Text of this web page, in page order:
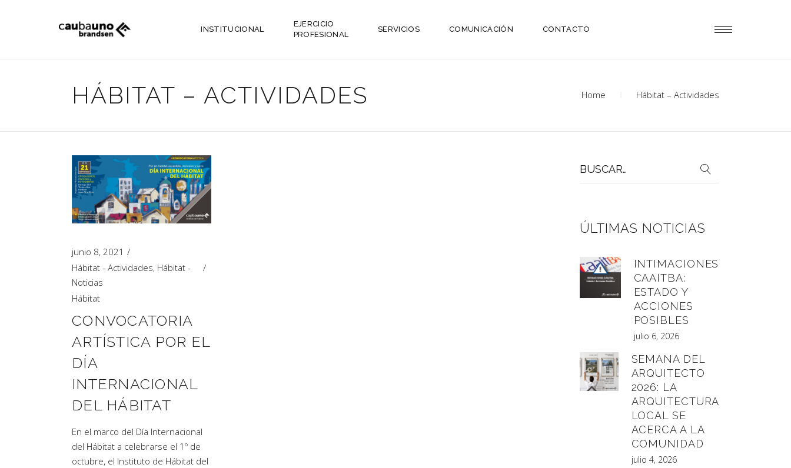
INSTITUCIONAL
EJERCICIO
PROFESIONAL
SERVICIOS COMUNICACIÓN CONTACTO
HÁBITAT – ACTIVIDADES Home Hábitat – Actividades
junio 8, 2021
Hábitat - Actividades, Hábitat -
Noticias
Hábitat
CONVOCATORIA
ARTÍSTICA POR EL
DÍA
INTERNACIONAL
DEL HÁBITAT
En el marco del Día Internacional
del Hábitat a celebrarse el 1º de
octubre, el Instituto de Hábitat del
por:
ÚLTIMAS NOTICIAS
INTIMACIONES
CAAITBA:
ESTADO Y
ACCIONES
POSIBLES
julio 6, 2026
SEMANA DEL
ARQUITECTO
2026: LA
ARQUITECTURA
LOCAL SE
ACERCA A LA
COMUNIDAD
julio 4, 2026